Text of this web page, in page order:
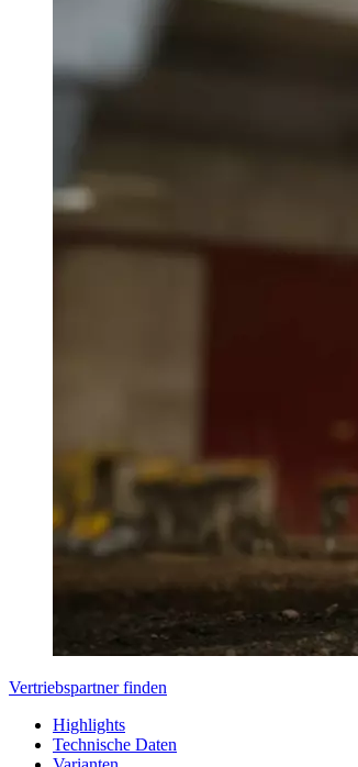
Vertriebspartner finden
Highlights
Technische Daten